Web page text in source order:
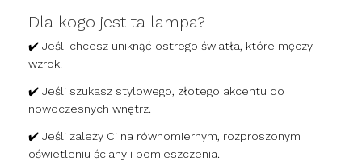
Dla kogo jest ta lampa?
✔️ Jeśli chcesz uniknąć ostrego światła, które męczy
wzrok.
✔️ Jeśli szukasz stylowego, złotego akcentu do
nowoczesnych wnętrz.
✔️ Jeśli zależy Ci na równomiernym, rozproszonym
oświetleniu ściany i pomieszczenia.